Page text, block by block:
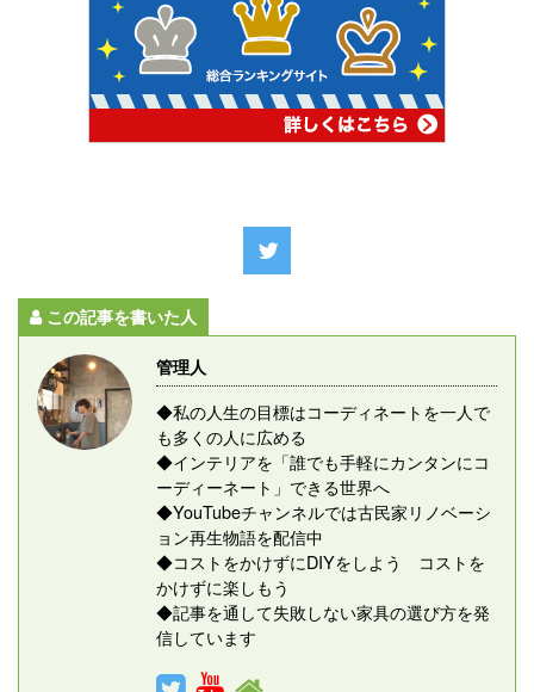
この記事を書いた人
管理人
◆私の人生の目標はコーディネートを一人で
も多くの人に広める
◆インテリアを「誰でも手軽にカンタンにコ
ーディーネート」できる世界へ
◆YouTubeチャンネルでは古民家リノベーシ
ョン再生物語を配信中
◆コストをかけずにDIYをしよう コストを
かけずに楽しもう
◆記事を通して失敗しない家具の選び方を発
信しています